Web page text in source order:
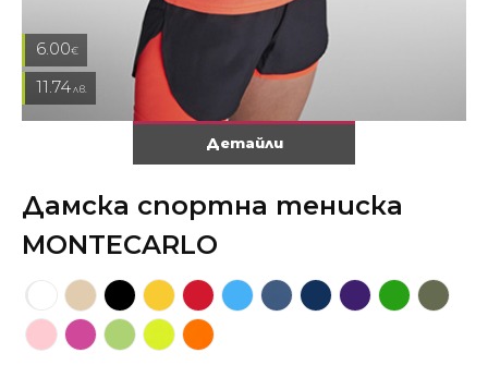
Детайли
6.00€
11.74лв.
Дамска спортна тениска
MONTECARLO